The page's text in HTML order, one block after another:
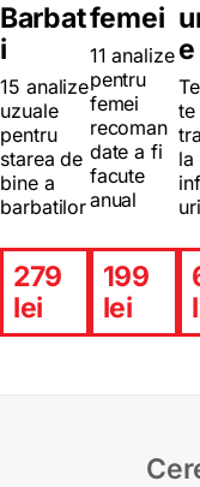
Barbat
i
15 analize
uzuale
pentru
starea de
bine a
barbatilor
279
lei
femei
11 analize
pentru
femei
recoman
date a fi
facute
anual
199
lei
e
te
la